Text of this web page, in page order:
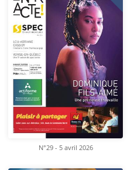
N°29 - 5 avril 2026